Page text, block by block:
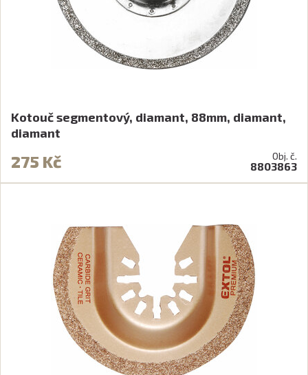
Kotouč segmentový, diamant, 88mm, diamant,
diamant
275 Kč Obj. č.
8803863